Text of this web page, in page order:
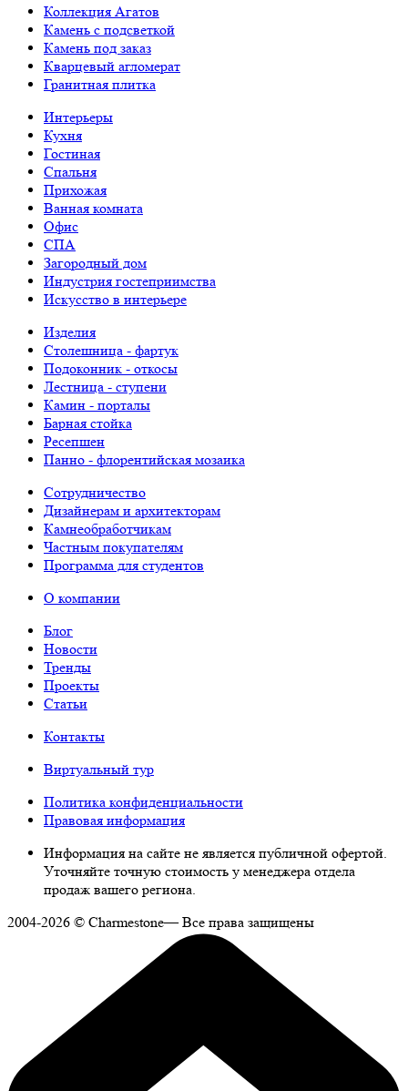
Коллекция Агатов
Камень с подсветкой
Камень под заказ
Кварцевый агломерат
Гранитная плитка
Интерьеры
Кухня
Гостиная
Спальня
Прихожая
Ванная комната
Офис
СПА
Загородный дом
Индустрия гостеприимства
Искусство в интерьере
Изделия
Столешница - фартук
Подоконник - откосы
Лестница - ступени
Камин - порталы
Барная стойка
Ресепшен
Панно - флорентийская мозаика
Сотрудничество
Дизайнерам и архитекторам
Камнеобработчикам
Частным покупателям
Программа для студентов
О компании
Блог
Новости
Тренды
Проекты
Статьи
Контакты
Виртуальный тур
Политика конфиденциальности
Правовая информация
Информация на сайте не является публичной офертой.
Уточняйте точную стоимость у менеджера отдела
продаж вашего региона.
2004-2026 © Charmestone— Все права защищены